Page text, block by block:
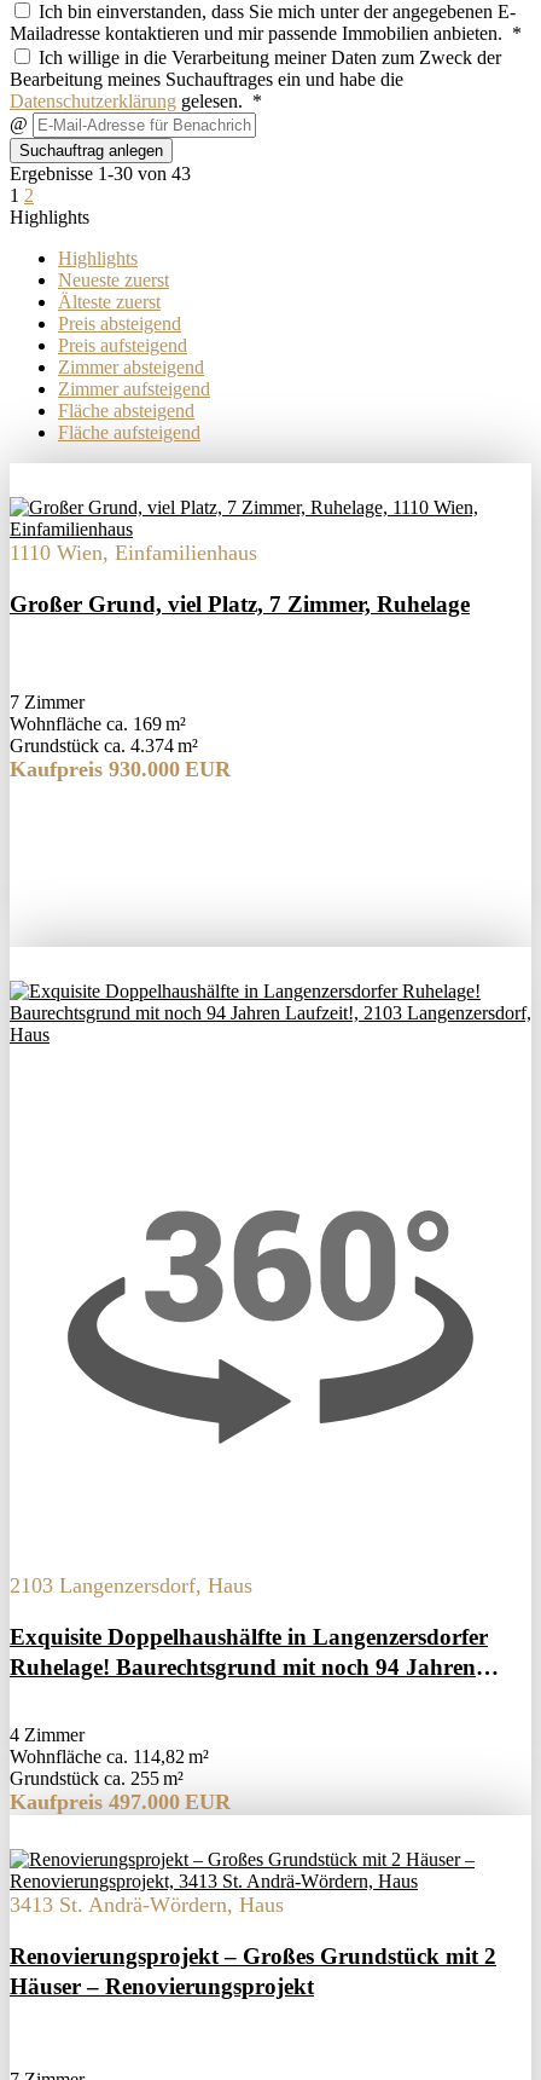
Ich bin einverstanden, dass Sie mich unter der angegebenen E-
Mailadresse kontaktieren und mir passende Immobilien anbieten. *
Ich willige in die Verarbeitung meiner Daten zum Zweck der
Bearbeitung meines Suchauftrages ein und habe die
Datenschutzerklärung gelesen. *
@
Suchauftrag anlegen
Ergebnisse 1-30 von 43
1 2
Highlights
Highlights
Neueste zuerst
Älteste zuerst
Preis absteigend
Preis aufsteigend
Zimmer absteigend
Zimmer aufsteigend
Fläche absteigend
Fläche aufsteigend
1110 Wien, Einfamilienhaus
Großer Grund, viel Platz, 7 Zimmer, Ruhelage
7 Zimmer
Wohnfläche ca. 169 m²
Grund­stück ca. 4.374 m²
Kaufpreis 930.000 EUR
2103 Langenzersdorf, Haus
Exquisite Doppelhaushälfte in Langenzersdorfer
Ruhelage! Baurechtsgrund mit noch 94 Jahren
4 Zimmer
Wohnfläche ca. 114,82 m²
Grund­stück ca. 255 m²
Kaufpreis 497.000 EUR
3413 St. Andrä-Wördern, Haus
Renovierungsprojekt – Großes Grundstück mit 2
Häuser – Renovierungsprojekt